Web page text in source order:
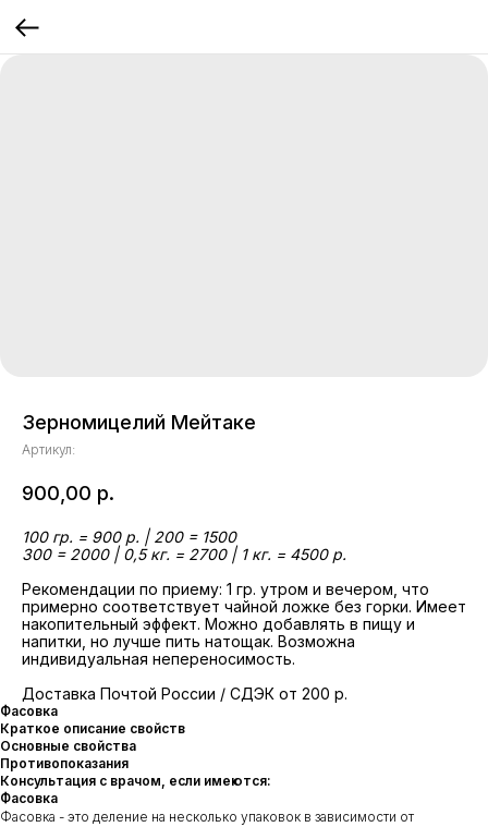
Зерномицелий Мейтаке
Артикул:
900,00 р.
100 гр. = 900 р. | 200 = 1500
300 = 2000 | 0,5 кг. = 2700 | 1 кг. = 4500 р.
Рекомендации по приему: 1 гр. утром и вечером, что
примерно соответствует чайной ложке без горки. Имеет
накопительный эффект. Можно добавлять в пищу и
напитки, но лучше пить натощак. Возможна
индивидуальная непереносимость.
Доставка Почтой России / СДЭК от 200 р.
Фасовка
Краткое описание свойств
Основные свойства
Противопоказания
Консультация с врачом, если имеются:
Фасовка
Фасовка - это деление на несколько упаковок в зависимости от